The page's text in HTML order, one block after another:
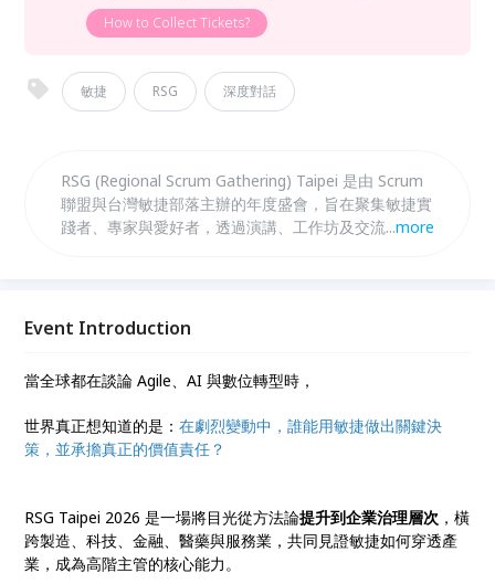
How to Collect Tickets?
敏捷 RSG 深度對話
RSG (Regional Scrum Gathering) Taipei 是由 Scrum
聯盟與台灣敏捷部落主辦的年度盛會，旨在聚集敏捷實
踐者、專家與愛好者，透過演講、工作坊及交流分享最
...more
Event Introduction
當全球都在談論 Agile、AI 與數位轉型時，
世界真正想知道的是：在劇烈變動中，誰能用敏捷做出關鍵決
策，並承擔真正的價值責任？
RSG Taipei 2026 是一場將目光從方法論提升到企業治理層次 ，橫
跨製造、科技、金融、醫藥與服務業，共同見證敏捷如何穿透產
業，成為高階主管的核心能力。